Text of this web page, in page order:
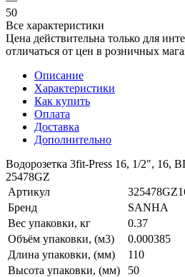
50
Все характеристики
Цена действительна только для
отличаться от цен в розничных
Описание
Характеристики
Как купить
Оплата
Доставка
Дополнительно
Водорозетка 3fit-Press 16, 1/2", 16,
25478GZ
Артикул
Бренд
SANHA
Вес упаковки, кг
0.37
Объём упаковки, (м3)
0.000385
Длина упаковки, (мм)
110
Высота упаковки, (мм)
50